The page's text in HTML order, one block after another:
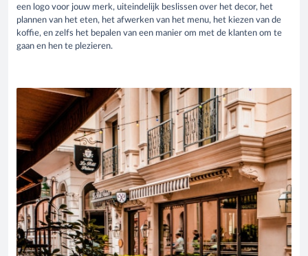
een logo voor jouw merk, uiteindelijk beslissen over het decor, het
plannen van het eten, het afwerken van het menu, het kiezen van de
koffie, en zelfs het bepalen van een manier om met de klanten om te
gaan en hen te plezieren.